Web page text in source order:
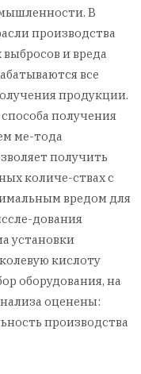
В
производства
и вреда
все
продукции.
получения
ме-тода
получить
количе-ствах с
вредом для
дования
установки
кислоту
оборудования, на
оценены:
производства